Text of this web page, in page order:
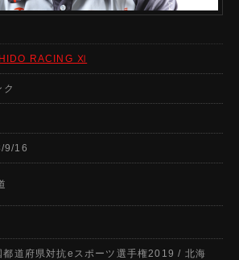
RACING Ⅺ
ク
9/16
都道府県対抗eスポーツ選手権2019 / 北海